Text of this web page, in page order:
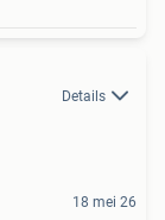
Details
18 mei 26